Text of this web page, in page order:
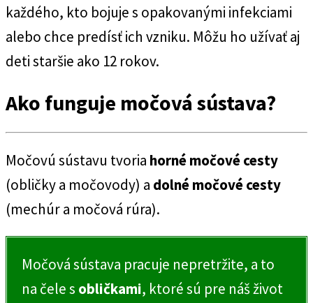
každého, kto bojuje s opakovanými infekciami
alebo chce predísť ich vzniku. Môžu ho užívať aj
deti staršie ako 12 rokov.
Ako funguje močová sústava?
Močovú sústavu tvoria horné močové cesty
(obličky a močovody) a dolné močové cesty
(mechúr a močová rúra).
Močová sústava pracuje nepretržite, a to
na čele s obličkami, ktoré sú pre náš život